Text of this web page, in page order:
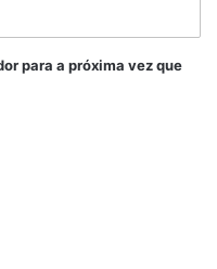
para a próxima vez que